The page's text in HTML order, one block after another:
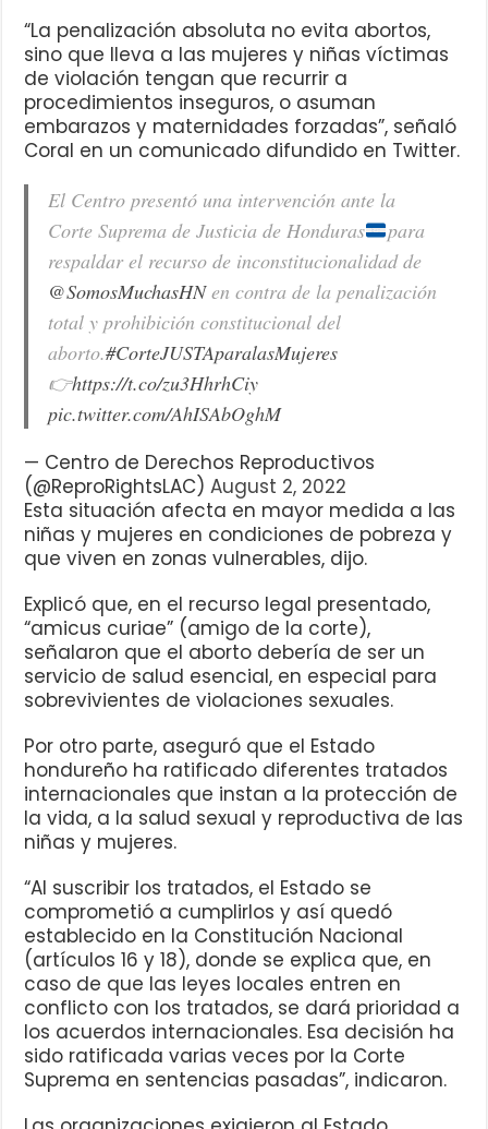
“La penalización absoluta no evita abortos,
sino que lleva a las mujeres y niñas víctimas
de violación tengan que recurrir a
procedimientos inseguros, o asuman
embarazos y maternidades forzadas”, señaló
Coral en un comunicado difundido en Twitter.
El Centro presentó una intervención ante la
Corte Suprema de Justicia de Honduras
para
respaldar el recurso de inconstitucionalidad de
@SomosMuchasHNen contra de la penalización
total y prohibición constitucional del
aborto.#CorteJUSTAparalasMujeres
👉https://t.co/zu3HhrhCiy
pic.twitter.com/AhISAbOghM
— Centro de Derechos Reproductivos
(@ReproRightsLAC)August 2, 2022
Esta situación afecta en mayor medida a las
niñas y mujeres en condiciones de pobreza y
que viven en zonas vulnerables, dijo.
Explicó que, en el recurso legal presentado,
“amicus curiae” (amigo de la corte),
señalaron que el aborto debería de ser un
servicio de salud esencial, en especial para
sobrevivientes de violaciones sexuales.
Por otro parte, aseguró que el Estado
hondureño ha ratificado diferentes tratados
internacionales que instan a la protección de
la vida, a la salud sexual y reproductiva de las
niñas y mujeres.
“Al suscribir los tratados, el Estado se
comprometió a cumplirlos y así quedó
establecido en la Constitución Nacional
(artículos 16 y 18), donde se explica que, en
caso de que las leyes locales entren en
conflicto con los tratados, se dará prioridad a
los acuerdos internacionales. Esa decisión ha
sido ratificada varias veces por la Corte
Suprema en sentencias pasadas”, indicaron.